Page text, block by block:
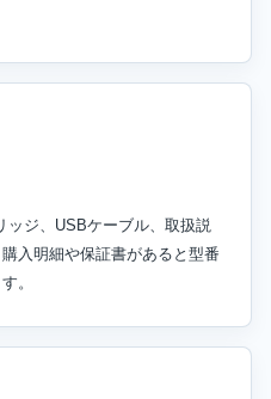
ッジ、USBケーブル、取扱説
入明細や保証書があると型番
。